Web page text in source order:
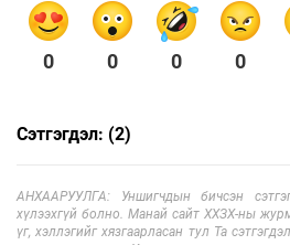
0 0 0 0
Сэтгэгдэл: (2)
АНХААРУУЛГА: Уншигчдын бичсэн
хүлээхгүй болно. Манай сайт ХХЗХ-ны
үг, хэллэгийг хязгаарласан тул Та